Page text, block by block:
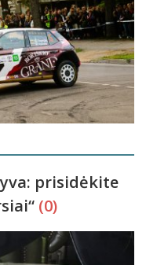
prisidėkite
(0)